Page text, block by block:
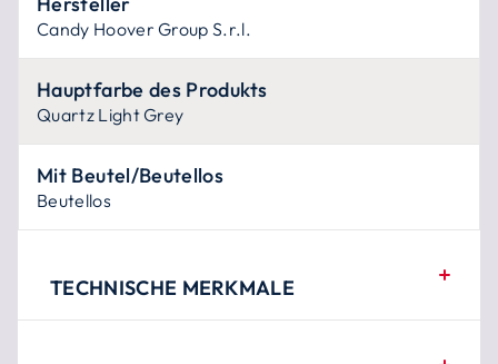
Candy Hoover Group S.r.l.
Hauptfarbe des Produkts
Quartz Light Grey
Mit Beutel/Beutellos
Beutellos
TECHNISCHE MERKMALE